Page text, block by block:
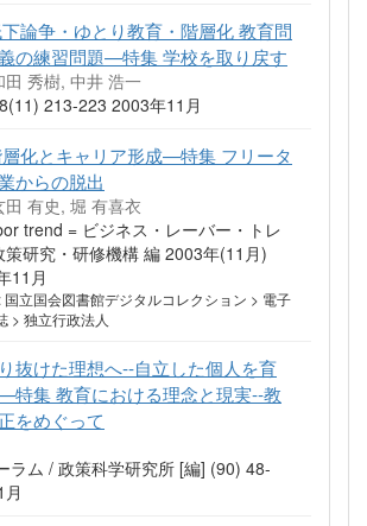
論争・ゆとり教育・階層化 教育問
の練習問題—特集 学校を取り戻す
秀樹, 中井 浩一
213-223 2003年11月
化とキャリア形成—特集 フリータ
からの脱出
有史, 堀 有喜衣
trend = ビジネス・レーバー・トレ
策研究・研修機構 編 2003年(11月)
11月
国立国会図書館デジタルコレクション > 電子
> 独立行政法人
抜けた理想へ--自立した個人を育
特集 教育における理念と現実--教
をめぐって
ラム / 政策科学研究所 [編] (90) 48-